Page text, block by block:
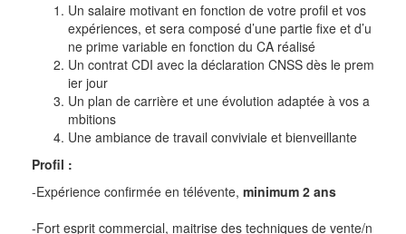
Un salaire motivant en fonction de votre profil et vos
expériences, et sera composé d’une partie fixe et d’u
ne prime variable en fonction du CA réalisé
Un contrat CDI avec la déclaration CNSS dès le prem
ier jour
Un plan de carrière et une évolution adaptée à vos a
mbitions
Une ambiance de travail conviviale et bienveillante
Profil :
-Expérience confirmée en télévente, minimum 2 ans
-Fort esprit commercial, maitrise des techniques de vente/n